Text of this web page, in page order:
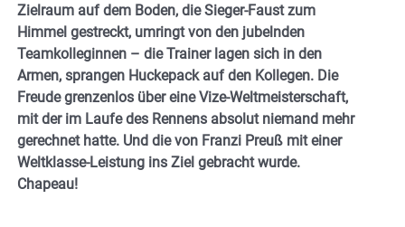
Zielraum auf dem Boden, die Sieger-Faust zum
Himmel gestreckt, umringt von den jubelnden
Teamkolleginnen – die Trainer lagen sich in den
Armen, sprangen Huckepack auf den Kollegen. Die
Freude grenzenlos über eine Vize-Weltmeisterschaft,
mit der im Laufe des Rennens absolut niemand mehr
gerechnet hatte. Und die von Franzi Preuß mit einer
Weltklasse-Leistung ins Ziel gebracht wurde.
Chapeau!